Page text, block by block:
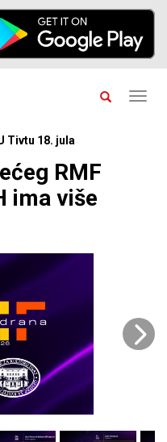
Tivtu 18. jula
RMF
ima više